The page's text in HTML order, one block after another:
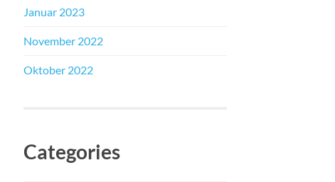
Januar 2023
November 2022
Oktober 2022
Categories